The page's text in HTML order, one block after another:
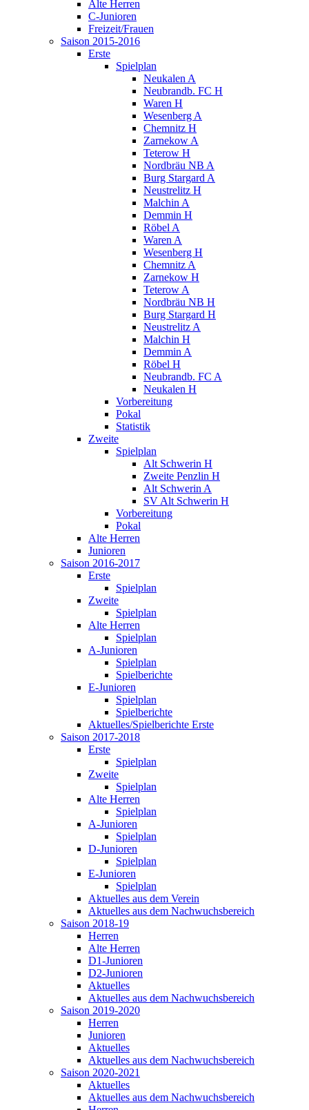
Alte Herren
C-Junioren
Freizeit/Frauen
Saison 2015-2016
Erste
Spielplan
Neukalen A
Neubrandb. FC H
Waren H
Wesenberg A
Chemnitz H
Zarnekow A
Teterow H
Nordbräu NB A
Burg Stargard A
Neustrelitz H
Malchin A
Demmin H
Röbel A
Waren A
Wesenberg H
Chemnitz A
Zarnekow H
Teterow A
Nordbräu NB H
Burg Stargard H
Neustrelitz A
Malchin H
Demmin A
Röbel H
Neubrandb. FC A
Neukalen H
Vorbereitung
Pokal
Statistik
Zweite
Spielplan
Alt Schwerin H
Zweite Penzlin H
Alt Schwerin A
SV Alt Schwerin H
Vorbereitung
Pokal
Alte Herren
Junioren
Saison 2016-2017
Erste
Spielplan
Zweite
Spielplan
Alte Herren
Spielplan
A-Junioren
Spielplan
Spielberichte
E-Junioren
Spielplan
Spielberichte
Aktuelles/Spielberichte Erste
Saison 2017-2018
Erste
Spielplan
Zweite
Spielplan
Alte Herren
Spielplan
A-Junioren
Spielplan
D-Junioren
Spielplan
E-Junioren
Spielplan
Aktuelles aus dem Verein
Aktuelles aus dem Nachwuchsbereich
Saison 2018-19
Herren
Alte Herren
D1-Junioren
D2-Junioren
Aktuelles
Aktuelles aus dem Nachwuchsbereich
Saison 2019-2020
Herren
Junioren
Aktuelles
Aktuelles aus dem Nachwuchsbereich
Saison 2020-2021
Aktuelles
Aktuelles aus dem Nachwuchsbereich